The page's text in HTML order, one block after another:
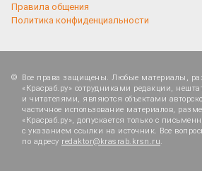
Правила общения
Политика конфиденциальности
Все права защищены. Любые материалы,
«Красраб.ру» сотрудниками редакции,
и читателями, являются объектами
частичное использование материалов,
«Красраб.ру», допускается только с
с указанием ссылки на источник. Все
по адресу redaktor@krasrab.krsn.ru.